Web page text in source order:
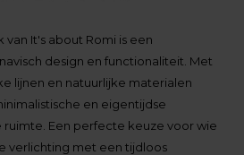
It's about Romi is een
design en functionaliteit. Met
lijnen en natuurlijke materialen
en eigentijdse
ruimte. Een perfecte keuze voor wie
verlichting met een tijdloos